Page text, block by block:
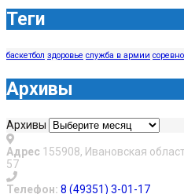
Теги
баскетбол здоровье служба в армии
Архивы
Архивы
Адрес 155908, Ивановская
57
Телефон: 8 (49351) 3-01-17